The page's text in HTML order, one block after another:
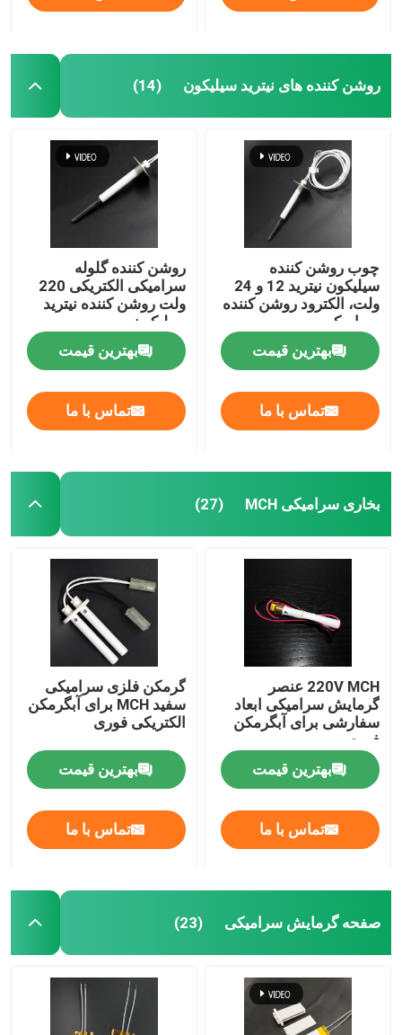
روشن کننده های نیترید سیلیکون (14)
چوب روشن کننده
سیلیکون نیترید 12 و 24
ولت، الکترود روشن کننده
سرامیکی
بهترین قیمت
تماس با ما
روشن کننده گلوله
سرامیکی الکتریکی 220
ولت روشن کننده نیترید
سیلیکون
بهترین قیمت
تماس با ما
بخاری سرامیکی MCH (27)
220V MCH عنصر
گرمایش سرامیکی ابعاد
سفارشی برای آبگرمکن
فوری
بهترین قیمت
تماس با ما
گرمکن فلزی سرامیکی
سفید MCH برای آبگرمکن
الکتریکی فوری
بهترین قیمت
تماس با ما
صفحه گرمایش سرامیکی (23)